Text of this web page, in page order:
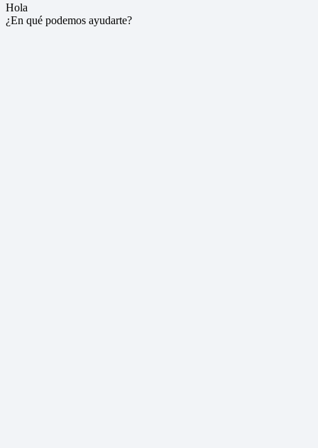
Hola
¿En qué podemos ayudarte?